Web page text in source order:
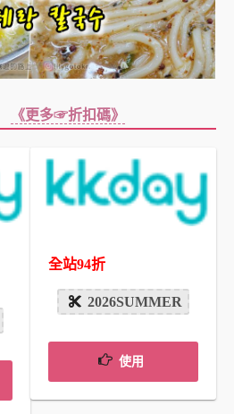
《更多☞折扣碼》
全站94折
2026SUMMER
使用